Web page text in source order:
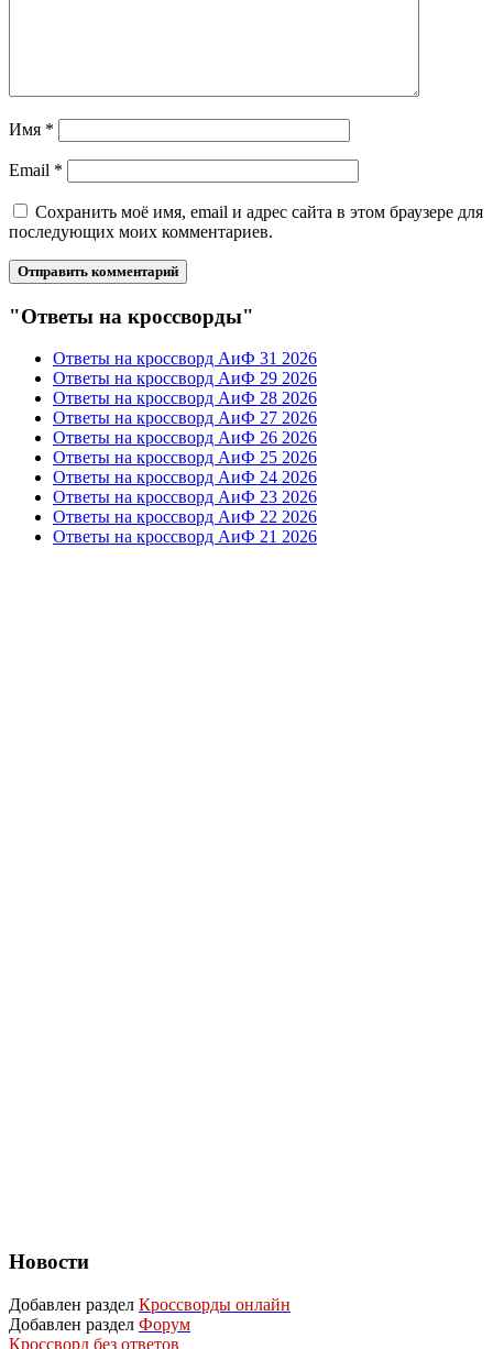
Имя *
Email *
Сохранить моё имя, email и адрес сайта в этом браузере для
последующих моих комментариев.
"Ответы на кроссворды"
Ответы на кроссворд АиФ 31 2026
Ответы на кроссворд АиФ 29 2026
Ответы на кроссворд АиФ 28 2026
Ответы на кроссворд АиФ 27 2026
Ответы на кроссворд АиФ 26 2026
Ответы на кроссворд АиФ 25 2026
Ответы на кроссворд АиФ 24 2026
Ответы на кроссворд АиФ 23 2026
Ответы на кроссворд АиФ 22 2026
Ответы на кроссворд АиФ 21 2026
Новости
Добавлен раздел Кроссворды онлайн
Добавлен раздел Форум
Кроссворд без ответов